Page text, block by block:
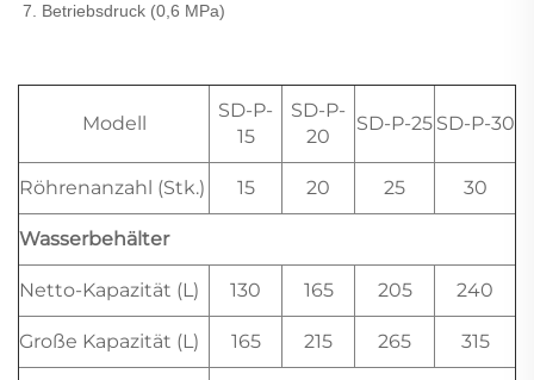
7. Betriebsdruck (0,6 MPa)
Modell
SD-P-
15
SD-P-
20
SD-P-25 SD-P-30
Röhrenanzahl (Stk.) 15 20 25 30
Wasserbehälter
Netto-Kapazität (L) 130 165 205 240
Große Kapazität (L) 165 215 265 315